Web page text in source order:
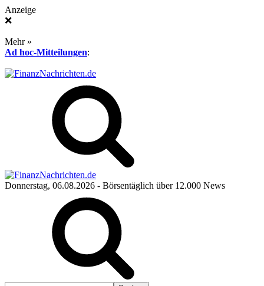
Anzeige
❌
Mehr »
Ad hoc-Mitteilungen:
Donnerstag, 06.08.2026 - Börsentäglich über 12.000 News